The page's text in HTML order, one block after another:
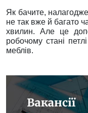
Як бачите,
не так вже й багато
хвилин. Але це
робочому стані
меблів.